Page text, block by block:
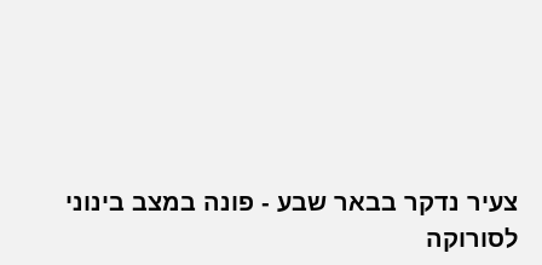
צעיר נדקר בבאר שבע - פונה במצב בינוני
לסורוקה